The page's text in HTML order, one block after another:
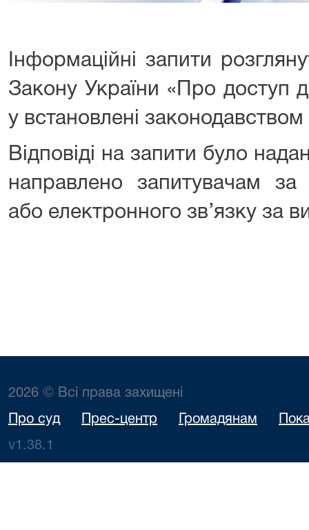
Інформаційні запити
Закону України «Про доступ
у встановлені законодавством
Відповіді на запити було
направлено запитувачам
або електронного зв’язку за
2026 © Всі права захищені
Про суд Прес-центр Громадянам
v1.38.1